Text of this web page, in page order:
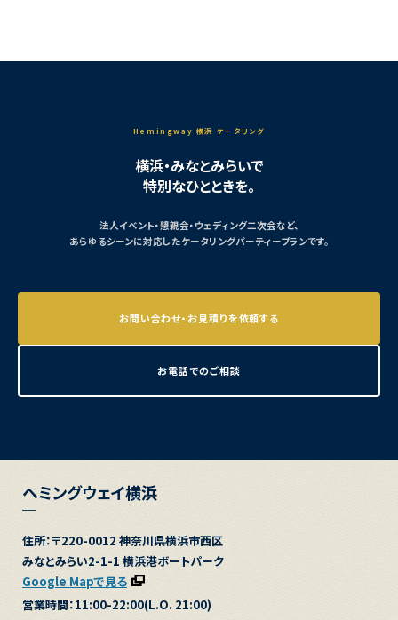
Hemingway 横浜 ケータリング
横浜・みなとみらいで
特別なひとときを。
法人イベント・懇親会・ウェディング二次会など、
あらゆるシーンに対応したケータリングパーティープランです。
お問い合わせ・お見積りを依頼する
お電話でのご相談
ヘミングウェイ横浜
住所：〒220-0012 神奈川県横浜市西区
みなとみらい2-1-1 横浜港ボートパーク
Google Mapで見る
営業時間：11:00-22:00(L.O. 21:00)